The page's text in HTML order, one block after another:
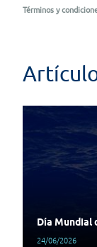
Términos y
Día Mundial
24/06/2026